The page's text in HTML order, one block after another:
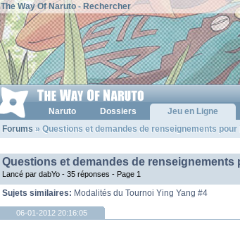
The Way Of Naruto- Rechercher
Naruto Dossiers Jeu en Ligne
Forums » Questions et demandes de renseignements pour
Questions et demandes de renseignements
Lancé par dabYo - 35 réponses - Page 1
Sujets similaires: Modalités du Tournoi Ying Yang #4
06-01-2012 20:16:05